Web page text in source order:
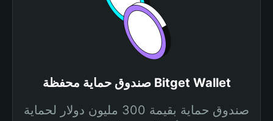
صندوق حماية محفظة Bitget Wallet
صندوق حماية بقيمة 300 مليون دولار لحماية